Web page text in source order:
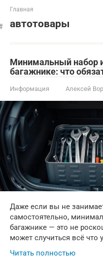
Главная
автотовары
Минимальный набор
багажнике: что
Информация Алексей
Даже если вы не
самостоятельно,
багажнике — это не
может случиться всё что
Читать полностью